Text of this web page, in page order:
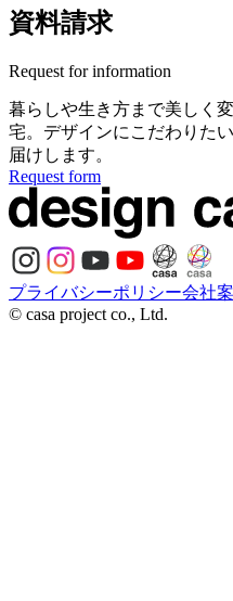
資料請求
Request for information
暮らしや生き方まで美しく
宅。 デザインにこだわりた
届けします。
Request form
プライバシーポリシー会社
© casa project co., Ltd.